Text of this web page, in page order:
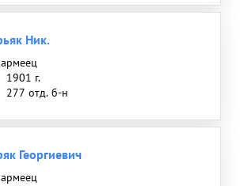
Ник.
1901 г.
277 отд. б-н
Георгиевич